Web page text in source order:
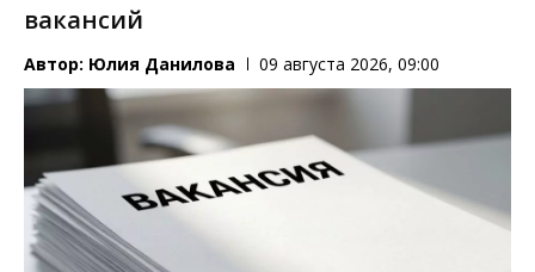
вакансий
Автор: Юлия Данилова 09 августа 2026, 09:00